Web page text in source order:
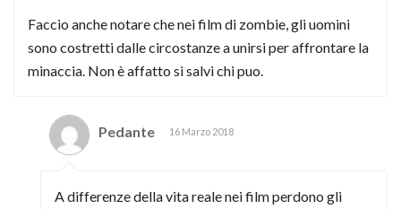
Faccio anche notare che nei film di zombie, gli uomini
sono costretti dalle circostanze a unirsi per affrontare la
minaccia. Non è affatto si salvi chi puo.
Pedante 16 Marzo 2018
A differenze della vita reale nei film perdono gli